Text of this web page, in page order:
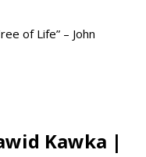
of Life” – John
Kawka |